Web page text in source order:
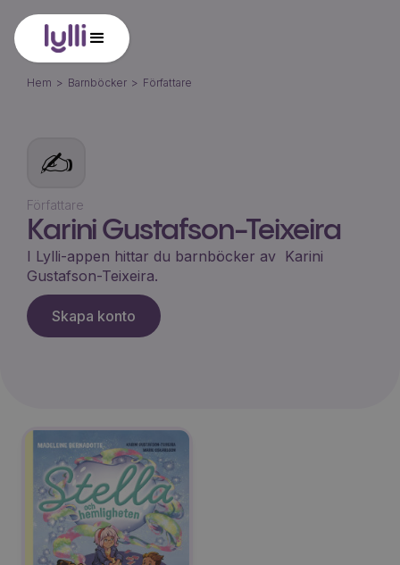
Hem > Barnböcker > Författare
✍️
Författare
Karini Gustafson-Teixeira
I Lylli-appen hittar du barnböcker av Karini
Gustafson-Teixeira.
Skapa konto